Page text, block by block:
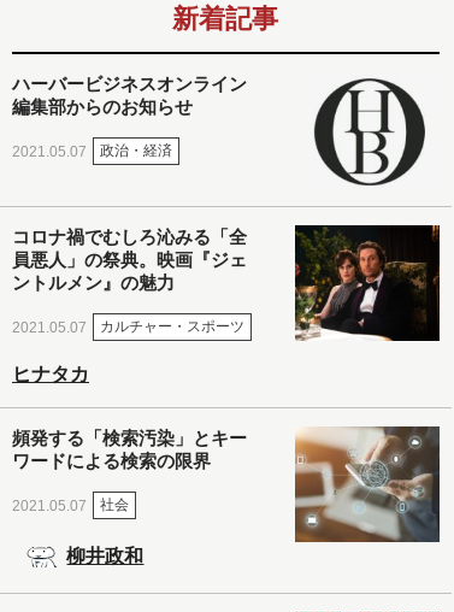
新着記事
ハーバービジネスオンライン
編集部からのお知らせ
2021.05.07 政治・経済
コロナ禍でむしろ沁みる「全
員悪人」の祭典。映画『ジェ
ントルメン』の魅力
2021.05.07 カルチャー・スポーツ
ヒナタカ
頻発する「検索汚染」とキー
ワードによる検索の限界
2021.05.07 社会
柳井政和